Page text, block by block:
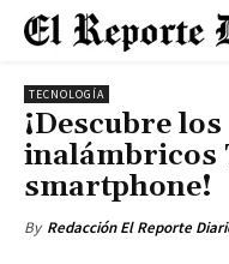
TECNOLOGÍA
¡Descubre
inalámbricos
smartphone!
By Redacción El Reporte